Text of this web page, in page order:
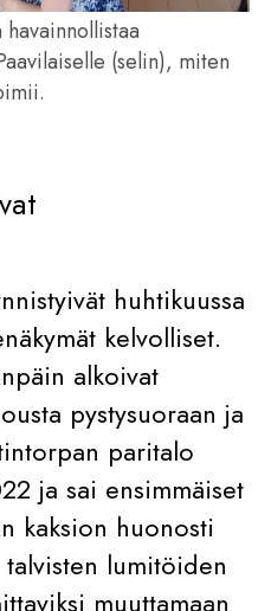
(selin), miten
huhtikuussa
kelvolliset.
alkoivat
pystysuoraan ja
paritalo
ja sai ensimmäiset
kaksion huonosti
lumitöiden
muuttamaan